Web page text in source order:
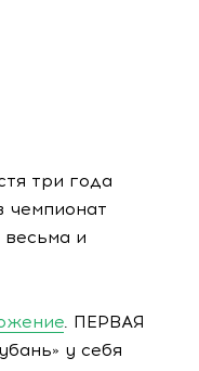
три года
чемпионат
и
. ПЕРВАЯ
у себя